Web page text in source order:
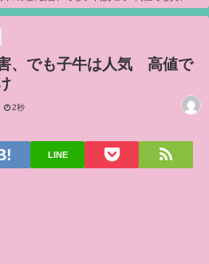
、でも子牛は人気 高値で
2秒
LINE